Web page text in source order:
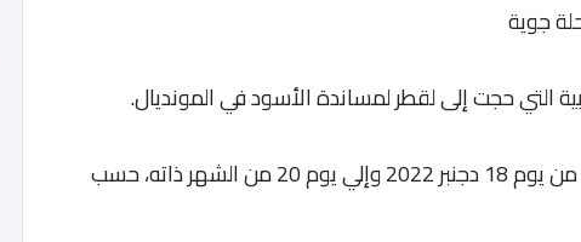
التي حجت إلى لقطر لمساندة الأسود في المونديال.
هذه الرحلات سيشرع في تأمينها تباعا ابتداء من يوم 18 دجنبر 2022 وإلي يوم 20 من الشهر ذاته، حسب